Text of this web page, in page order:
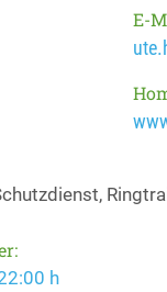
E-
h